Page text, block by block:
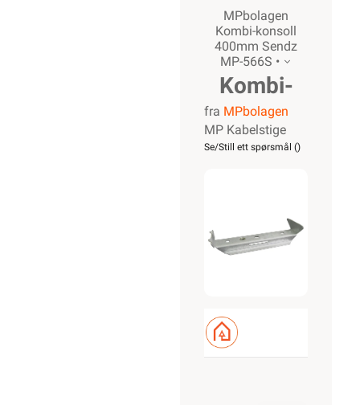
MPbolagen
Kombi-konsoll
400mm Sendz
MP-566S •
Kombi-
konsoll
400mm
566S
fra MPbolagen
MP Kabelstige
Se/Still ett spørsmål ()